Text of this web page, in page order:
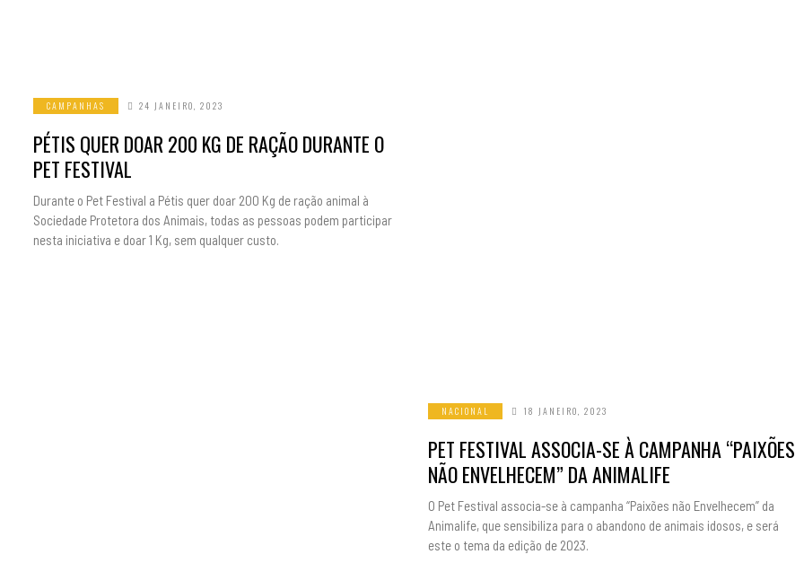
CAMPANHAS 24 JANEIRO, 2023
PÉTIS QUER DOAR 200 KG DE RAÇÃO DURANTE O
PET FESTIVAL
Durante o Pet Festival a Pétis quer doar 200 Kg de ração animal à
Sociedade Protetora dos Animais, todas as pessoas podem participar
nesta iniciativa e doar 1 Kg, sem qualquer custo.
NACIONAL 18 JANEIRO, 2023
PET FESTIVAL ASSOCIA-SE À CAMPANHA “PAIXÕES
NÃO ENVELHECEM” DA ANIMALIFE
O Pet Festival associa-se à campanha “Paixões não Envelhecem” da
Animalife, que sensibiliza para o abandono de animais idosos, e será
este o tema da edição de 2023.